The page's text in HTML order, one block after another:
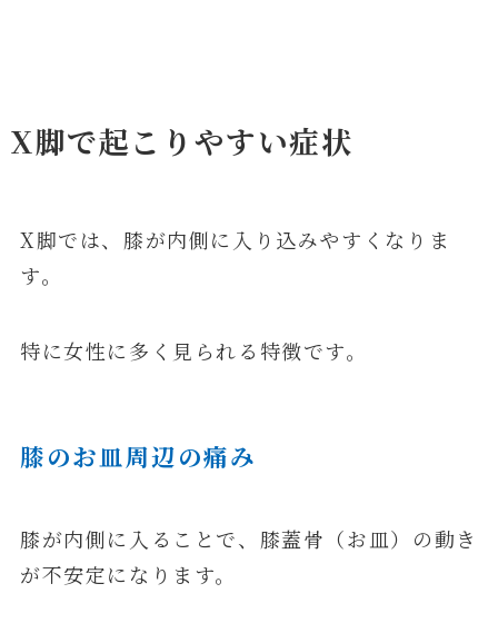
X脚で起こりやすい症状
X脚では、膝が内側に入り込みやすくなりま
す。
特に女性に多く見られる特徴です。
膝のお皿周辺の痛み
膝が内側に入ることで、膝蓋骨（お皿）の動き
が不安定になります。